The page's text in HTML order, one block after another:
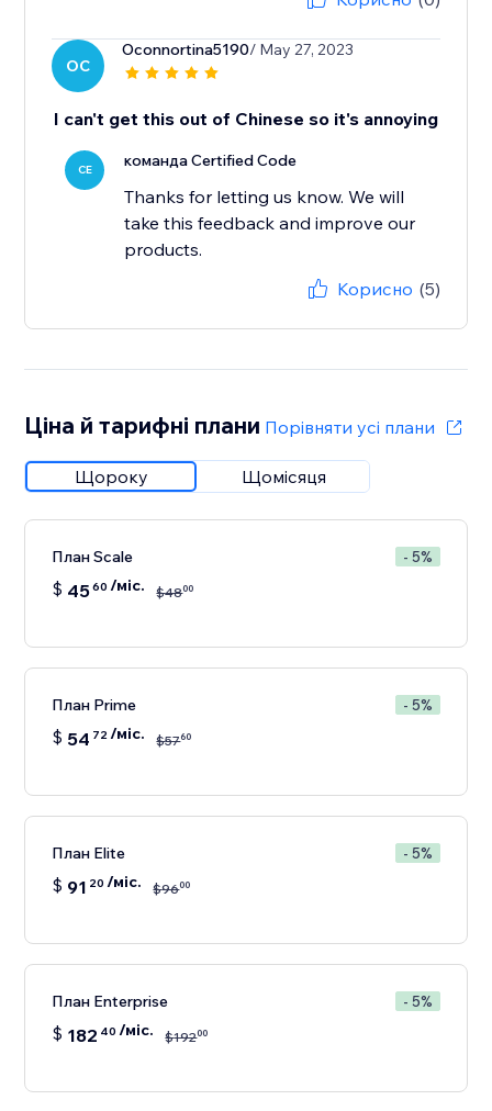
OC
Oconnortina5190/ May 27, 2023
I can't get this out of Chinese so it's annoying
CE команда Certified Code
Thanks for letting us know. We will
take this feedback and improve our
products.
Корисно (5)
Ціна й тарифні плани Порівняти усі плани
Щороку Щомісяця
План Scale - 5%
$ 4560 /міс. $4800
План Prime - 5%
$ 54 72/міс. $5760
План Elite - 5%
$ 91 20 /міс. $9600
План Enterprise - 5%
$ 182 40 /міс. $19200